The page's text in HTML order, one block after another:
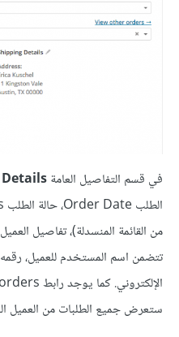
في قسم التفاصيل العامة
ستعرض جميع الطلبات من العميل